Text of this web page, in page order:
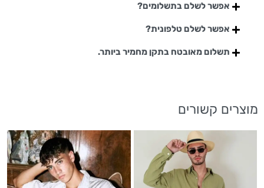
אפשר לשלם בתשלומים?
אפשר לשלם טלפונית?
תשלום מאובטח בתקן מחמיר ביותר.
מוצרים קשורים